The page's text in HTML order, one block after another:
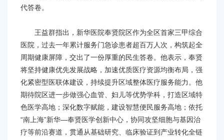
代答卷。
王益群指出，新华医院奉贤院区作为全区首家三甲综合
医院，过去一年累计服务门急诊患者超百万人次，构筑起全
周期健康屏障，交出了一份厚重的民生答卷。他表示，奉贤
将坚持健康优先发展战略，加速优质医疗资源均衡布局，强
化紧密型医联体建设，持续提升区域整体医疗服务能力。他
期待院区进一步做强心血管、妇儿等优势学科，打造区域特
色医学高地；深化数字赋能，建设智慧便民服务高地；依托
“南上海”新华—奉贤医学创新中心，协同攻坚细胞与基因治
疗等前沿赛道，贯通从基础研究、临床验证到产业转化全链